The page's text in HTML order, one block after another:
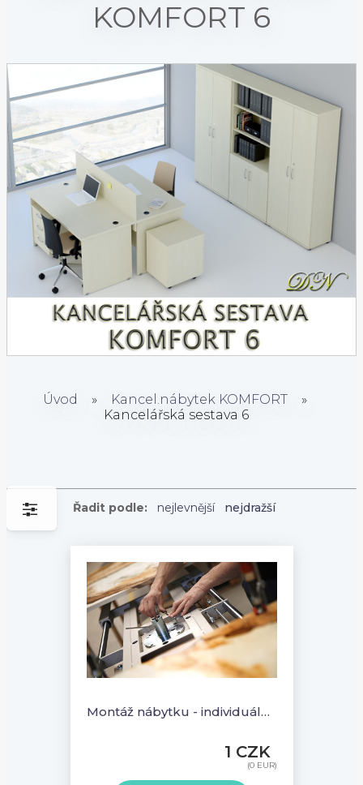
Úvod » Kancel.nábytek KOMFORT
»
Kancelářská sestava 6
KOMFORT 6
Řadit podle: nejlevnější nejdražší
Montáž nábytku - individuální cena
1 CZK
(0 EUR)